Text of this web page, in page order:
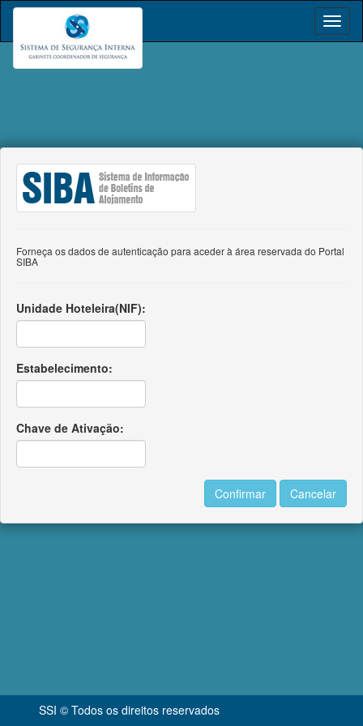
Forneça os dados de autenticação para aceder à área reservada do Portal
SIBA
Unidade Hoteleira(NIF):
Estabelecimento:
Chave de Ativação:
SSI © Todos os direitos reservados